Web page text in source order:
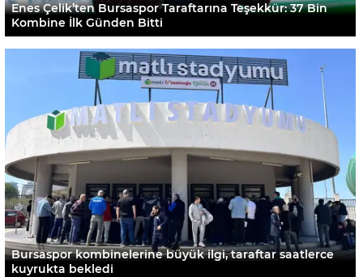
Enes Çelik’ten Bursaspor Taraftarına Teşekkür: 37 Bin
Kombine İlk Günden Bitti
Bursaspor kombinelerine büyük ilgi, taraftar saatlerce
kuyrukta bekledi